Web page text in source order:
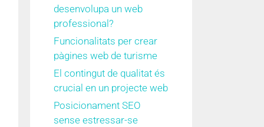
desenvolupa un web
professional?
Funcionalitats per crear
pàgines web de turisme
El contingut de qualitat és
crucial en un projecte web
Posicionament SEO
sense estressar-se